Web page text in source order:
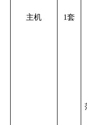
主机 1套